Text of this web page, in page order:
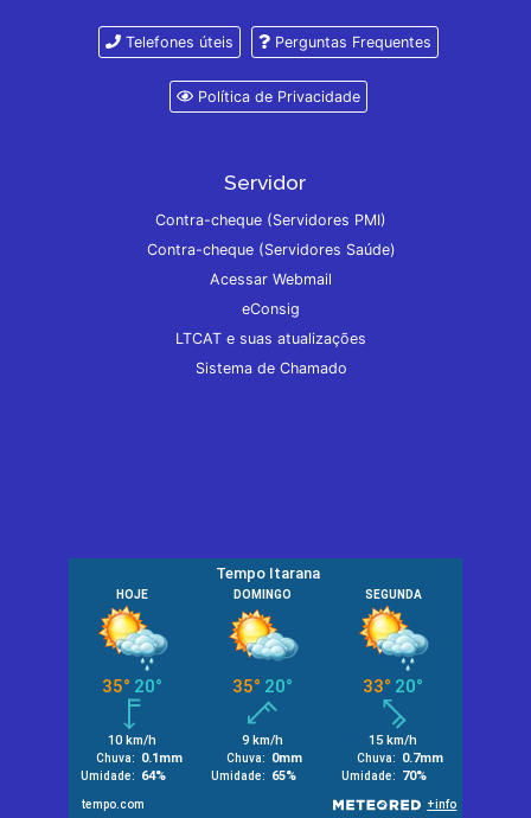
Telefones úteis Perguntas Frequentes
Política de Privacidade
Servidor
Contra-cheque (Servidores PMI)
Contra-cheque (Servidores Saúde)
Acessar Webmail
eConsig
LTCAT e suas atualizações
Sistema de Chamado